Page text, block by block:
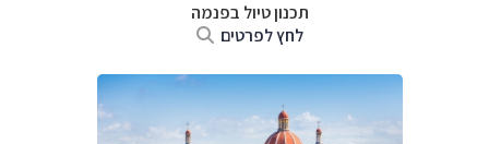
תכנון טיול בפנמה
לחץ לפרטים